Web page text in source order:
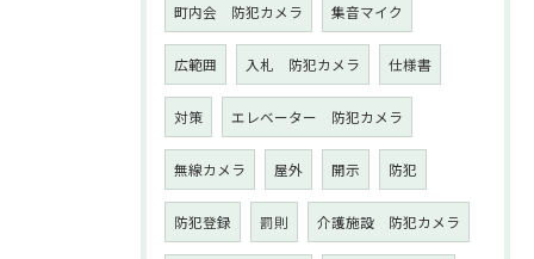
町内会 防犯カメラ 集音マイク
広範囲 入札 防犯カメラ 仕様書
対策 エレベーター 防犯カメラ
無線カメラ 屋外 開示 防犯
防犯登録 罰則 介護施設 防犯カメラ